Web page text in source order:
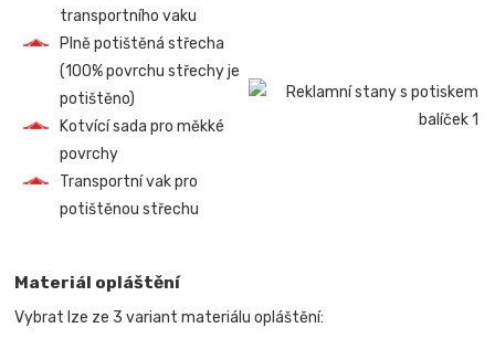
transportního vaku
Plně potištěná střecha
(100% povrchu střechy je
potištěno)
Kotvící sada pro měkké
povrchy
Transportní vak pro
potištěnou střechu
Materiál opláštění
Vybrat lze ze 3 variant materiálu opláštění: